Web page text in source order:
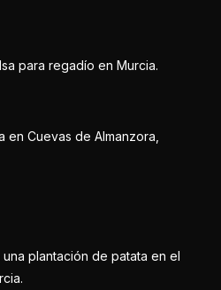
para regadío en Murcia.
en Cuevas de Almanzora,
plantación de patata en el